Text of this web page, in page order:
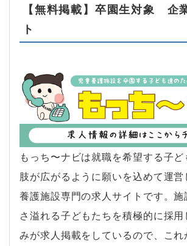
【無料掲載】卒園生対象 企
ト
もっち〜ナビは就職を希望する子
肢が広がるように願いを込めて運
養護施設専門の求人サイトです。
さ溢れる子どもたちを積極的に採
みが求人掲載をしているので、これ